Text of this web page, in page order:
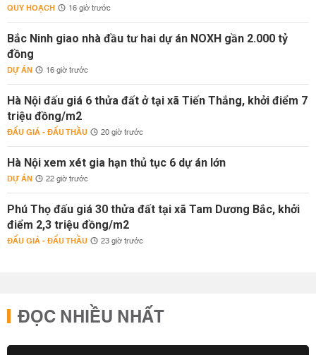
QUY HOẠCH 16 giờ trước
Bắc Ninh giao nhà đầu tư hai dự án NOXH gần 2.000 tỷ
đồng
DỰ ÁN 16 giờ trước
Hà Nội đấu giá 6 thửa đất ở tại xã Tiến Thắng, khởi điểm 7
triệu đồng/m2
ĐẤU GIÁ - ĐẤU THẦU 20 giờ trước
Hà Nội xem xét gia hạn thủ tục 6 dự án lớn
DỰ ÁN 22 giờ trước
Phú Thọ đấu giá 30 thửa đất tại xã Tam Dương Bắc, khởi
điểm 2,3 triệu đồng/m2
ĐẤU GIÁ - ĐẤU THẦU 23 giờ trước
ĐỌC NHIỀU NHẤT